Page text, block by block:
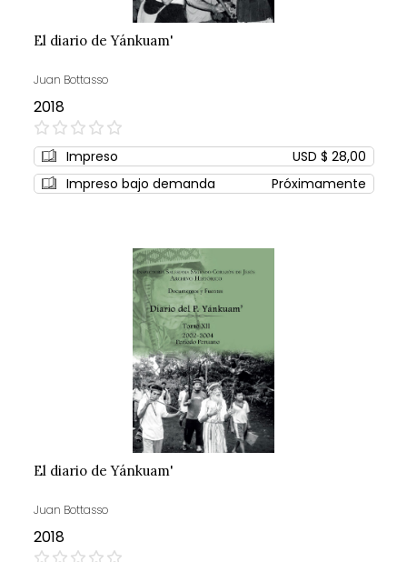
El diario de Yánkuam'
Juan Bottasso
2018
0%
Impreso
USD $ 28,00
Impreso bajo demanda
Próximamente
El diario de Yánkuam'
Juan Bottasso
2018